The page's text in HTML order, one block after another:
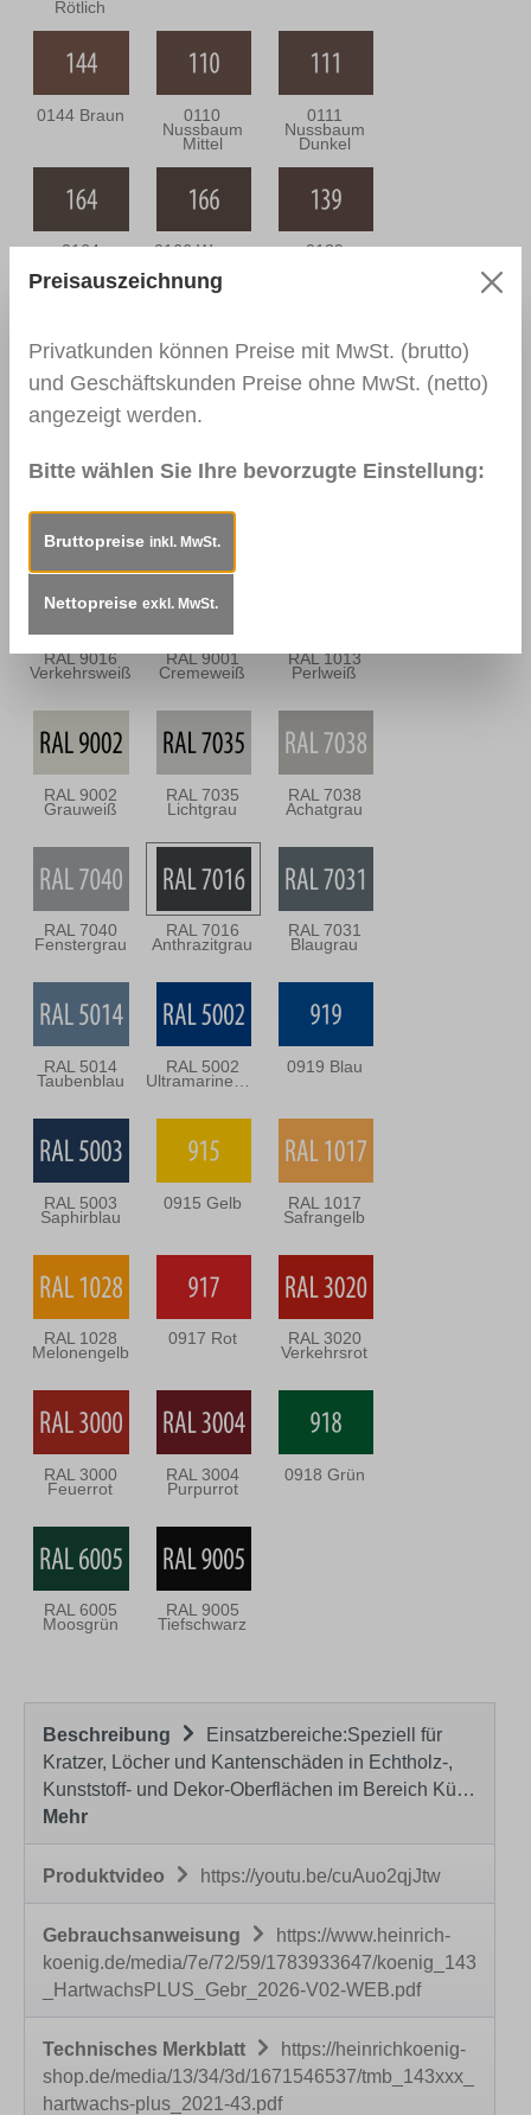
Rötlich
0144 Braun 0110
Nussbaum
Mittel
0111
Nussbaum
Dunkel
0164
Antik
0166 Wenge 0139
0113 0114
Dunkel
0163
Mooreiche Signalweiß
RAL 9016
Verkehrsweiß
RAL 9001
Cremeweiß
RAL 1013
Perlweiß
RAL 9002
Grauweiß
RAL 7035
Lichtgrau
RAL 7038
Achatgrau
RAL 7040
Fenstergrau
RAL 7016
Anthrazitgrau
RAL 7031
Blaugrau
RAL 5014
Taubenblau
RAL 5002 0919 Blau
RAL 5003
Saphirblau
0915 Gelb RAL 1017
Safrangelb
RAL 1028
Melonengelb
0917 Rot RAL 3020
Verkehrsrot
RAL 3000
Feuerrot
RAL 3004
Purpurrot
0918 Grün
RAL 6005
Moosgrün
RAL 9005
Tiefschwarz
Beschreibung
Einsatzbereiche:Speziell für
Kratzer, Löcher und Kantenschäden in Echtholz-,
Kunststoff- und Dekor-Oberflächen im Bereich Kü…
Mehr
Produktvideo https://youtu.be/cuAuo2qjJtw
Gebrauchsanweisung
https://www.heinrich-
koenig.de/media/7e/72/59/1783933647/koenig_143
_HartwachsPLUS_Gebr_2026-V02-WEB.pdf
Technisches Merkblatt
https://heinrichkoenig-
shop.de/media/13/34/3d/1671546537/tmb_143xxx_
hartwachs-plus_2021-43.pdf
Preisauszeichnung
Privatkunden können Preise mit MwSt. (brutto)
und Geschäftskunden Preise ohne MwSt. (netto)
angezeigt werden.
Bitte wählen Sie Ihre bevorzugte Einstellung:
Bruttopreise inkl. MwSt.
Nettopreise exkl. MwSt.